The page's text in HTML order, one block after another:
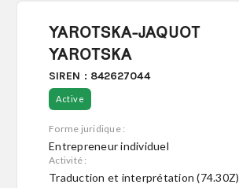
YAROTSKA-JAQUOT
YAROTSKA
SIREN : 842627044
Active
Forme juridique :
Entrepreneur individuel
Activité :
Traduction et interprétation (74.30Z)